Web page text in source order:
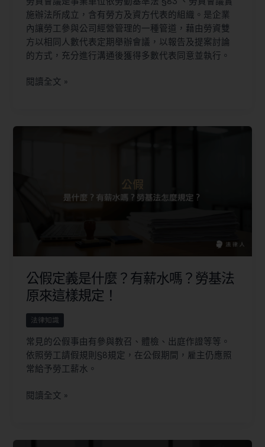
施辦法所成立，含有勞方及資方代表的組織。是企業
內讓勞工參與公司經營管理的一種管道，藉由勞資雙
方以相同人數代表定期舉辦會議，以報告及提案討論
的方式，充分進行溝通後獲得多數代表同意並執行。
閱讀全文 »
公假定義是什麼？有薪水嗎？勞基法
原來這樣規定！
法律知識
常見的公假事由有參與教召、體檢、出庭作證等等。
依照勞工請假規則§8規定，在公假期間，雇主仍應照
常給予勞工薪水。
閱讀全文 »